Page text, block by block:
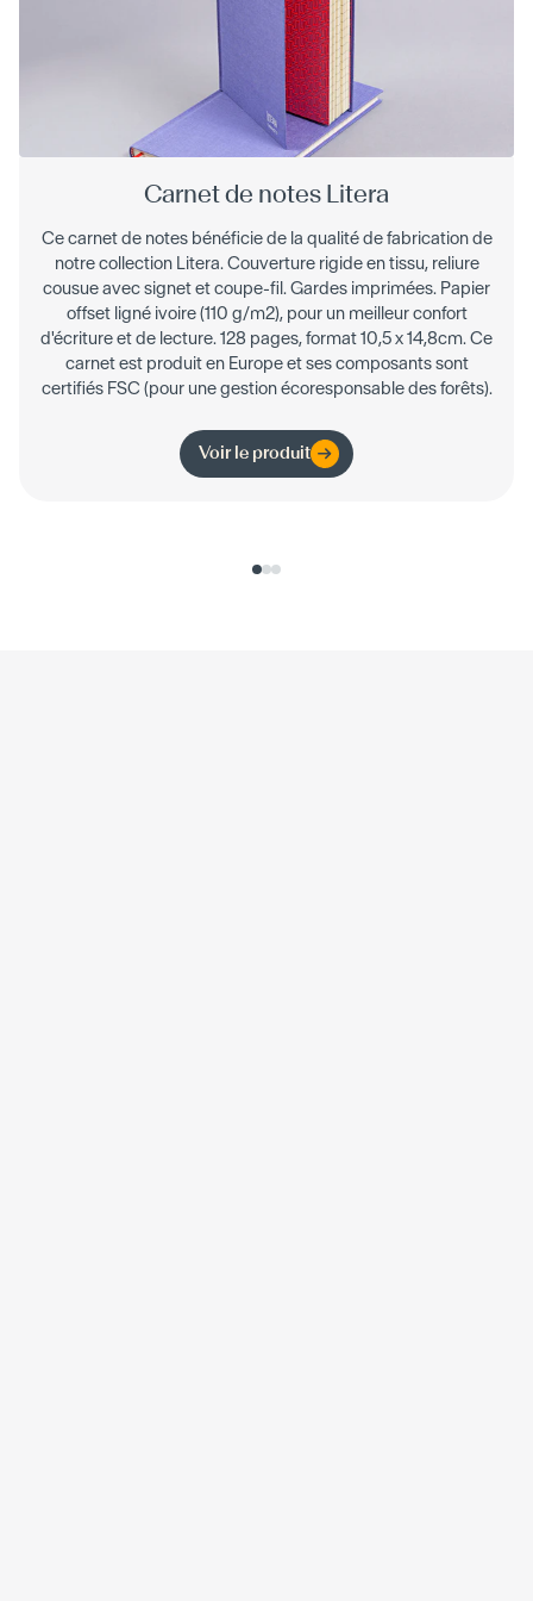
Carnet de notes Litera
Ce carnet de notes bénéficie de la qualité de fabrication de
notre collection Litera. Couverture rigide en tissu, reliure
cousue avec signet et coupe-fil. Gardes imprimées. Papier
offset ligné ivoire (110 g/m2), pour un meilleur confort
d'écriture et de lecture. 128 pages, format 10,5 x 14,8cm. Ce
carnet est produit en Europe et ses composants sont
certifiés FSC (pour une gestion écoresponsable des forêts).
Voir le produit